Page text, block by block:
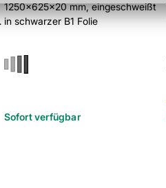
1250x625x20 mm, eingeschweißt
in schwarzer B1 Folie
Sofort verfügbar